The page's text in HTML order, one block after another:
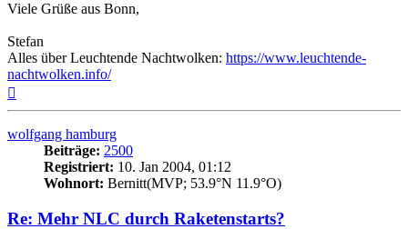
Viele Grüße aus Bonn,
Stefan
Alles über Leuchtende Nachtwolken: https://www.leuchtende-
nachtwolken.info/
wolfgang hamburg
Beiträge: 2500
Registriert: 10. Jan 2004, 01:12
Wohnort: Bernitt(MVP; 53.9°N 11.9°O)
Re: Mehr NLC durch Raketenstarts?